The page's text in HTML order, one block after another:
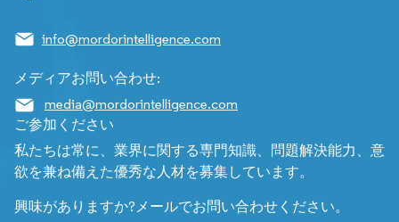
info@mordorintelligence.com
メディアお問い合わせ:
media@mordorintelligence.com
ご参加ください
私たちは常に、業界に関する専門知識、問題解決能力、意
欲を兼ね備えた優秀な人材を募集しています。
興味がありますか?メールでお問い合わせください。